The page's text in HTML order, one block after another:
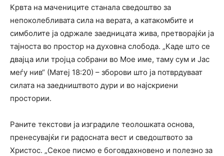
Крвта на мачениците станала сведоштво за
непоколебливата сила на верата, а катакомбите и
симболите ја одржале заедницата жива, претворајќи ја
тајноста во простор на духовна слобода. „Каде што се
двајца или тројца собрани во Мое име, таму сум и Јас
меѓу нив“ (Матеј 18:20) – зборови што ја потврдуваат
силата на заедништвото дури и во најскриени
простории.
Раните текстови ја изградиле теолошката основа,
пренесувајќи ги радосната вест и сведоштвото за
Христос. „Секое писмо е боговдахновено и полезно за